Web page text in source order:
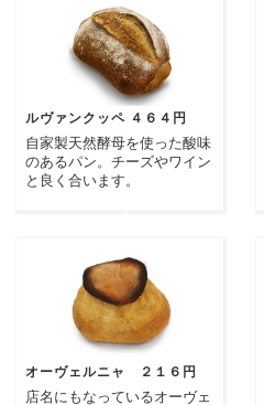
ルヴァンクッペ ４６４円
自家製天然酵母を使った酸味
のあるパン。チーズやワイン
と良く合います。
オーヴェルニャ ２１６円
店名にもなっているオーヴェ